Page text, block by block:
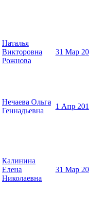
Наталья
Викторовна
Рожнова
31 Мар
Нечаева Ольга
Геннадьевна
1 Апр
Калинина
Елена
Николаевна
31 Мар